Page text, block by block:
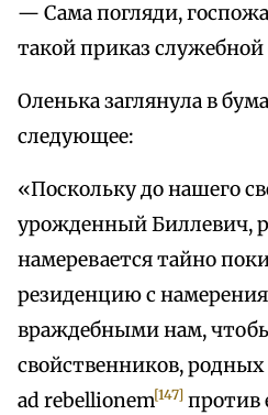
— Сама погляди,
такой приказ
Оленька заглянула в
следующее:
«Поскольку до нашего
урожденный Биллевич,
намеревается тайно
резиденцию с
враждебными нам,
свойственников, родных
ad rebellionem[147] против